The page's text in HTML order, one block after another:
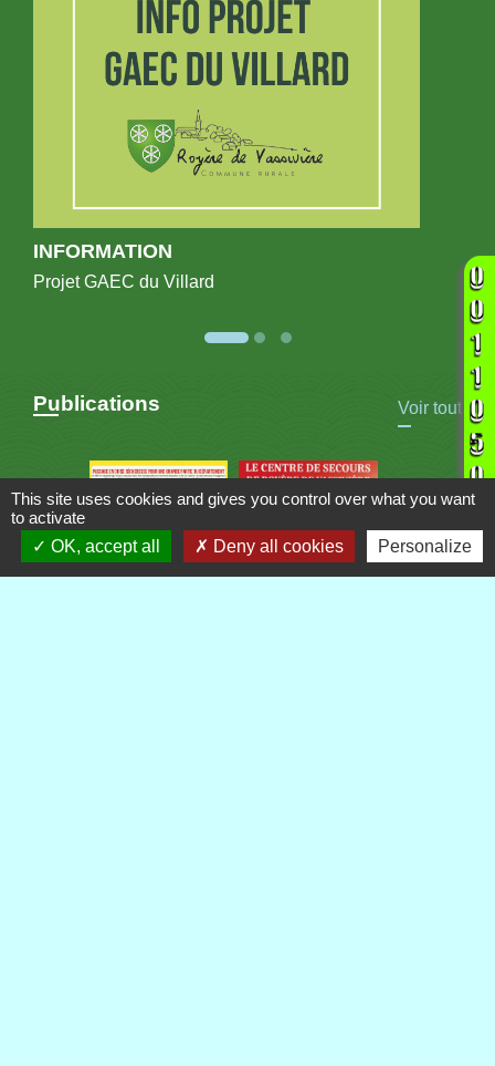
INFORMATION
Projet GAEC du Villard
Publications Voir tout
This site uses cookies and gives you control over what you want
to activate
OK, accept all
Deny all cookies Personalize